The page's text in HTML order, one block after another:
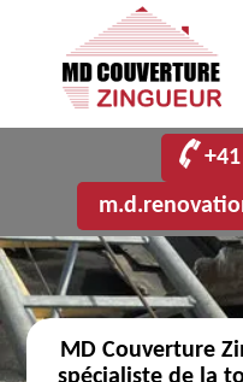
MD Couverture
spécialiste de la